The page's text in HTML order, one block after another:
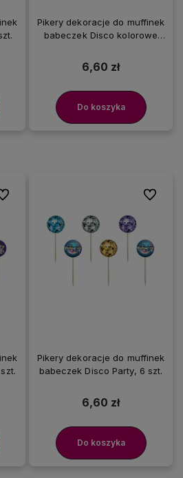
Pikery dekoracje do muffinek
babeczek Disco kolorowe
6,60 zł
Do koszyka
ulubionych
Pikery dekoracje do muffinek
babeczek Disco Party, 6 szt.
6,60 zł
Do koszyka
Do